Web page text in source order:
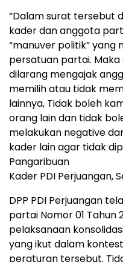
“Dalam surat tersebut
kader dan anggota
“manuver politik” yang
persatuan partai.
dilarang mengajak
memilih atau tidak
lainnya, Tidak boleh
orang lain dan tidak
melakukan negative
kader lain agar tidak
Pangaribuan
Kader PDI Perjuangan,
DPP PDI Perjuangan
partai Nomor 01 Tahun
pelaksanaan
yang ikut dalam
peraturan tersebut.